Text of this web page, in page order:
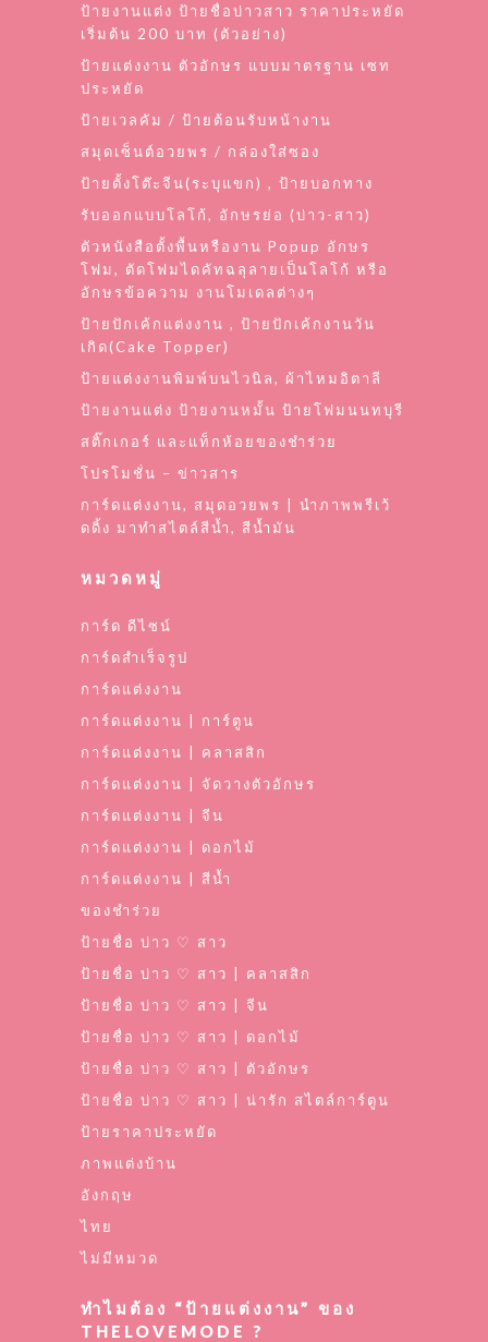
ป้ายงานแต่ง ป้ายชื่อบ่าวสาว ราคาประหยัด
เริ่มต้น 200 บาท (ตัวอย่าง)
ป้ายแต่งงาน ตัวอักษร แบบมาตรฐาน เซท
ประหยัด
ป้ายเวลคัม / ป้ายต้อนรับหน้างาน
สมุดเซ็นต์อวยพร / กล่องใส่ซอง
ป้ายตั้งโต๊ะจีน(ระบุแขก) , ป้ายบอกทาง
รับออกแบบโลโก้, อักษรย่อ (บ่าว-สาว)
ตัวหนังสือตั้งพื้นหรืองาน Popup อักษร
โฟม, ตัดโฟมไดคัทฉลุลายเป็นโลโก้ หรือ
อักษรข้อความ งานโมเดลต่างๆ
ป้ายปักเค้กแต่งงาน , ป้ายปักเค้กงานวัน
เกิด(Cake Topper)
ป้ายแต่งงานพิมพ์บนไวนิล, ผ้าไหมอิตาลี
ป้ายงานแต่ง ป้ายงานหมั้น ป้ายโฟมนนทบุรี
สติ๊กเกอร์ และแท็กห้อยของชำร่วย
โปรโมชั่น – ข่าวสาร
การ์ดแต่งงาน, สมุดอวยพร | นำภาพพรีเว้
ดดิ้ง มาทำสไตล์สีน้ำ, สีน้ำมัน
หมวดหมู่
การ์ด ดีไซน์
การ์ดสำเร็จรูป
การ์ดแต่งงาน
การ์ดแต่งงาน | การ์ตูน
การ์ดแต่งงาน | คลาสสิก
การ์ดแต่งงาน | จัดวางตัวอักษร
การ์ดแต่งงาน | จีน
การ์ดแต่งงาน | ดอกไม้
การ์ดแต่งงาน | สีน้ำ
ของชำร่วย
ป้ายชื่อ บ่าว ♡ สาว
ป้ายชื่อ บ่าว ♡ สาว | คลาสสิก
ป้ายชื่อ บ่าว ♡ สาว | จีน
ป้ายชื่อ บ่าว ♡ สาว | ดอกไม้
ป้ายชื่อ บ่าว ♡ สาว | ตัวอักษร
ป้ายชื่อ บ่าว ♡ สาว | น่ารัก สไตล์การ์ตูน
ป้ายราคาประหยัด
ภาพแต่งบ้าน
อังกฤษ
ไทย
ไม่มีหมวด
ทำไมต้อง “ป้ายแต่งงาน” ของ
THELOVEMODE ?